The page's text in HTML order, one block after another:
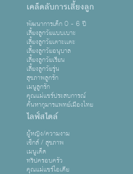
เคล็ดลับการเลี้ยงลูก
พัฒนาการเด็ก 0 - 6 ปี
เลี้ยงลูกวัยแบบเบาะ
เลี้ยงลูกวัยเตาะเเตะ
เลี้ยงลูกวัยอนุบาล
เลี้ยงลูกวัยเรียน
เลี้ยงลูกวัยรุ่น
สุขภาพลูกรัก
เมนูลูกรัก
คุณแม่แชร์ประสบการณ์
ค้นหากุมารแพทย์เมืองไทย
ไลฟ์สไตล์
ผู้หญิง/ความงาม
เซ็กส์ / สุขภาพ
เมนูเด็ด
ทริปครอบครัว
คุณแม่แชร์ไอเดีย